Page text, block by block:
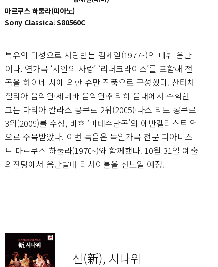
마르쿠스 하둘라(피아노)
Sony Classical S80560C
특유의 미성으로 사랑받는 김세일(1977~)의 데뷔 음반
이다. 연가곡 ‘시인의 사랑’ ‘리더크라이스’를 포함해 전
곡을 하이네 시에 의한 슈만 작품으로 구성했다. 산타체
칠리아 음악원·제네바 음악원·취리히 음대에서 수학한
그는 마리아 칼라스 콩쿠르 2위(2005)·다스 리트 콩쿠르
3위(2009)를 수상, 바흐 ‘마태수난곡’의 에반겔리스트 역
으로 주목받았다. 이번 녹음은 독일가곡 전문 피아니스
트 마르쿠스 하둘라(1970~)와 함께했다. 10월 31일 예술
의전당에서 음반발매 리사이틀을 선보일 예정.
신(新), 시나위